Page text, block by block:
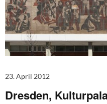
23. April 2012
Dresden,